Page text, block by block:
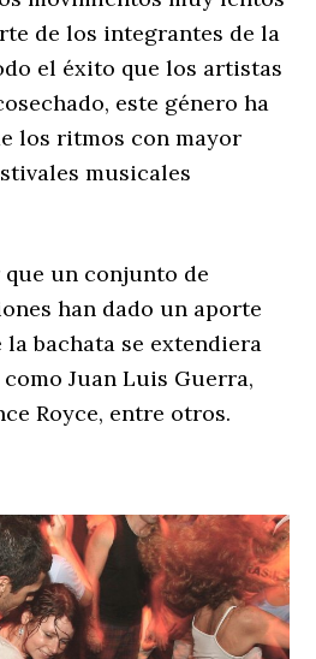
de los integrantes de la
el éxito que los artistas
este género ha
los ritmos con mayor
musicales
que un conjunto de
han dado un aporte
bachata se extendiera
Juan Luis Guerra,
Royce, entre otros.